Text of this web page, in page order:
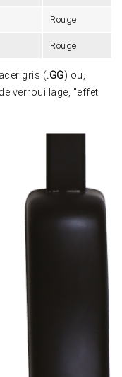
Rouge
Rouge
gris (.GG) ou,
verrouillage, "effet